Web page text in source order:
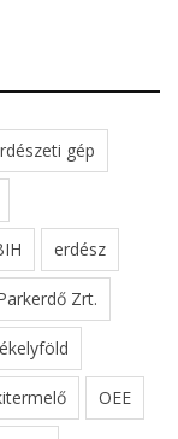
gép
erdész
Zrt.
OEE